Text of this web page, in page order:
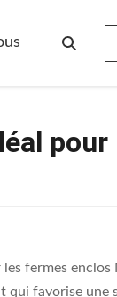
pour
fermes enclos
qui favorise une